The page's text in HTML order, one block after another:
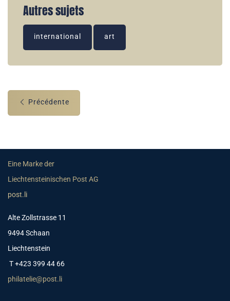
Autres sujets
international art
Précédente
Eine Marke der
Liechtensteinischen Post AG
post.li
Alte Zollstrasse 11
9494 Schaan
Liechtenstein
T +423 399 44 66
philatelie@post.li